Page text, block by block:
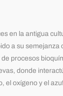
en la antigua
a su semejanza
procesos
donde
el oxígeno y el